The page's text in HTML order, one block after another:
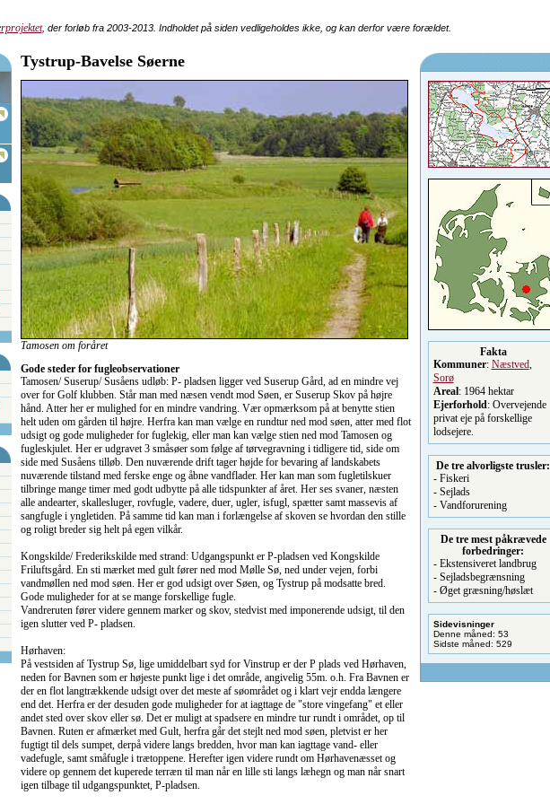
, der forløb fra 2003-2013. Indholdet på siden vedligeholdes ikke, og kan derfor være forældet.
Tystrup-Bavelse Søerne
Tamosen om foråret
Gode steder for fugleobservationer
Tamosen/ Suserup/ Susåens udløb: P- pladsen ligger ved Suserup Gård, ad en mindre vej
over for Golf klubben. Står man med næsen vendt mod Søen, er Suserup Skov på højre
hånd. Atter her er mulighed for en mindre vandring. Vær opmærksom på at benytte stien
helt uden om gården til højre. Herfra kan man vælge en rundtur ned mod søen, atter med flot
udsigt og gode muligheder for fuglekig, eller man kan vælge stien ned mod Tamosen og
fugleskjulet. Her er udgravet 3 småsøer som følge af tørvegravning i tidligere tid, side om
side med Susåens tilløb. Den nuværende drift tager højde for bevaring af landskabets
nuværende tilstand med ferske enge og åbne vandflader. Her kan man som fugletilskuer
tilbringe mange timer med godt udbytte på alle tidspunkter af året. Her ses svaner, næsten
alle andearter, skallesluger, rovfugle, vadere, duer, ugler, isfugl, spætter samt massevis af
sangfugle i yngletiden. På samme tid kan man i forlængelse af skoven se hvordan den stille
og roligt breder sig helt på egen vilkår.
Kongskilde/ Frederikskilde med strand: Udgangspunkt er P-pladsen ved Kongskilde
Friluftsgård. En sti mærket med gult fører ned mod Mølle Sø, ned under vejen, forbi
vandmøllen ned mod søen. Her er god udsigt over Søen, og Tystrup på modsatte bred.
Gode muligheder for at se mange forskellige fugle.
Vandreruten fører videre gennem marker og skov, stedvist med imponerende udsigt, til den
igen slutter ved P- pladsen.
Hørhaven:
På vestsiden af Tystrup Sø, lige umiddelbart syd for Vinstrup er der P plads ved Hørhaven,
neden for Bavnen som er højeste punkt lige i det område, angivelig 55m. o.h. Fra Bavnen er
der en flot langtrækkende udsigt over det meste af søområdet og i klart vejr endda længere
end det. Herfra er der desuden gode muligheder for at iagttage de "store vingefang" et eller
andet sted over skov eller sø. Det er muligt at spadsere en mindre tur rundt i området, op til
Bavnen. Ruten er afmærket med Gult, herfra går det stejlt ned mod søen, pletvist er her
fugtigt til dels sumpet, derpå videre langs bredden, hvor man kan iagttage vand- eller
vadefugle, samt småfugle i trætoppene. Herefter igen videre rundt om Hørhavenæsset og
videre op gennem det kuperede terræn til man når en lille sti langs læhegn og man når snart
igen tilbage til udgangspunktet, P-pladsen.
Fakta
Kommuner: Næstved,
Sorø
Areal: 1964 hektar
Ejerforhold: Overvejende
privat eje på forskellige
lodsejere.
De tre alvorligste trusler:
- Fiskeri
- Sejlads
- Vandforurening
De tre mest påkrævede
forbedringer:
- Ekstensiveret landbrug
- Sejladsbegrænsning
- Øget græsning/høslæt
Sidevisninger
Denne måned: 53
Sidste måned: 529